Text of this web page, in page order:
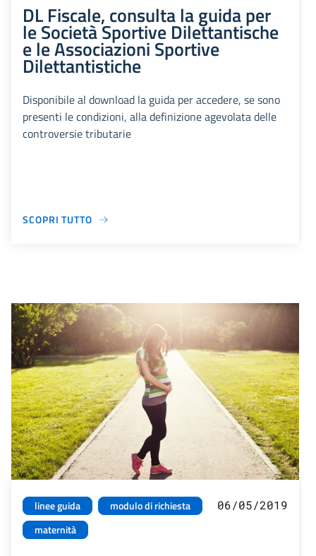
DL Fiscale, consulta la guida per
le Società Sportive Dilettantische
e le Associazioni Sportive
Dilettantistiche
Disponibile al download la guida per accedere, se sono
presenti le condizioni, alla definizione agevolata delle
controversie tributarie
SCOPRI TUTTO
linee guida
modulo di richiesta
maternità
06/05/2019